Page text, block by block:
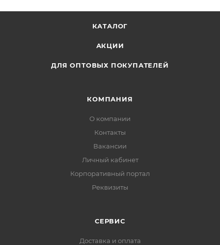
КАТАЛОГ
АКЦИИ
ДЛЯ ОПТОВЫХ ПОКУПАТЕЛЕЙ
КОМПАНИЯ
О компании
Контакты
Вакансии
Личный кабинет
Корпоративный портал
Реквизиты
СЕРВИС
Доставка и оплата